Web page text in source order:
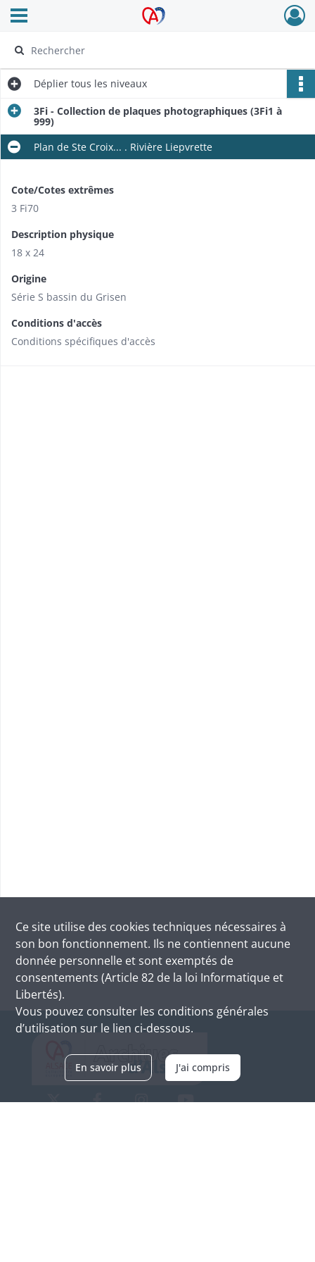
Archives Alsace - Colmar
Ouvrir le menu déroulant
Déplier tous les niveaux
3Fi - Collection de plaques photographiques (3Fi1 à
999)
Plan de Ste Croix... . Rivière Liepvrette
Cote/Cotes extrêmes
3 Fi70
Description physique
18 x 24
Origine
Série S bassin du Grisen
Conditions d'accès
Conditions spécifiques d'accès
Ce site utilise des cookies techniques nécessaires à
son bon fonctionnement. Ils ne contiennent aucune
donnée personnelle et sont exemptés de
consentements (Article 82 de la loi Informatique et
Libertés).
Vous pouvez consulter les conditions générales
d’utilisation sur le lien ci-dessous.
En savoir plus J'ai compris